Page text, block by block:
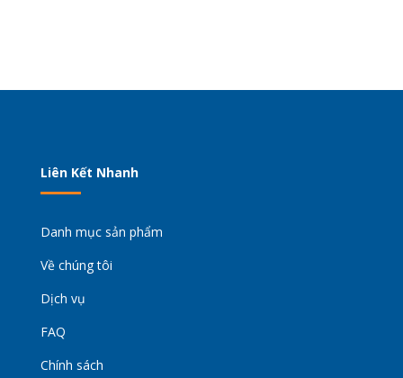
Liên Kết Nhanh
Danh mục sản phẩm
Về chúng tôi
Dịch vụ
FAQ
Chính sách